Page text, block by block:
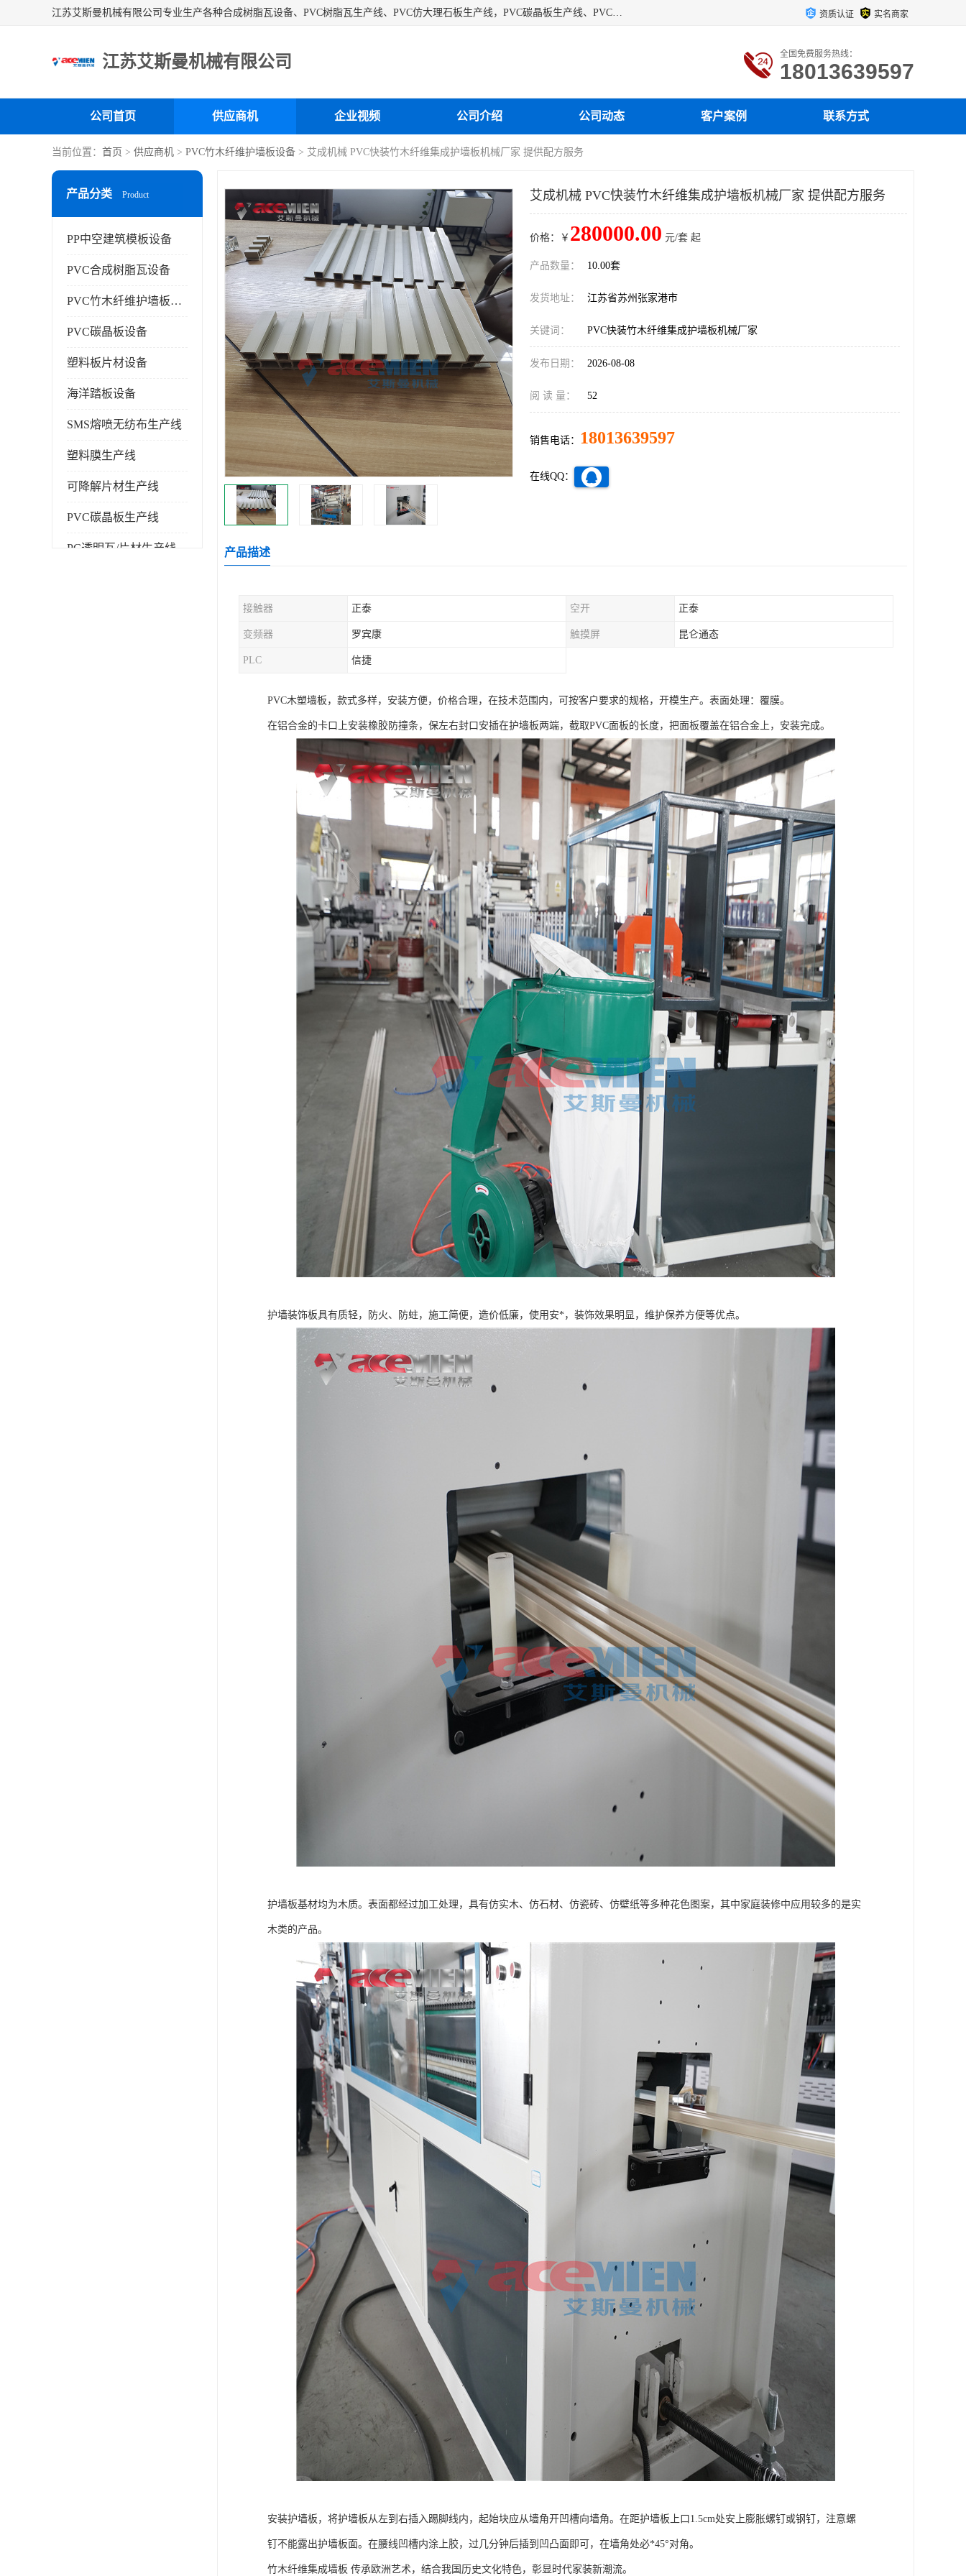
江苏艾斯曼机械有限公司专业生产各种合成树脂瓦设备、PVC树脂瓦生产线、PVC仿大理石板生产线，PVC碳晶板生产线、PVC护墙板生产线，PVC格栅板生产线、PVC扣板生产线、塑料建筑模板生产线。操作方便，性能稳定，价格合理，质量保障。 资质认证 实名商家
江苏艾斯曼机械有限公司 全国免费服务热线：
18013639597
公司首页 供应商机 企业视频 公司介绍 公司动态 客户案例 联系方式
当前位置： 首页 > 供应商机 > PVC竹木纤维护墙板设备 > 艾成机械 PVC快装竹木纤维集成护墙板机械厂家 提供配方服务
产品分类 Product
PP中空建筑模板设备
PVC合成树脂瓦设备
PVC竹木纤维护墙板设备
PVC碳晶板设备
塑料板片材设备
海洋踏板设备
SMS熔喷无纺布生产线
塑料膜生产线
可降解片材生产线
PVC碳晶板生产线
PC透明瓦/片材生产线
艾成机械 PVC快装竹木纤维集成护墙板机械厂家 提供配方服务
价格：￥ 280000.00 元/套 起
产品数量： 10.00套
发货地址： 江苏省苏州张家港市
关键词： PVC快装竹木纤维集成护墙板机械厂家
发布日期： 2026-08-08
阅 读 量： 52
销售电话： 18013639597
在线QQ：
产品描述
接触器 正泰 空开 正泰
变频器 罗宾康 触摸屏 昆仑通态
PLC 信捷
PVC木塑墙板，款式多样，安装方便，价格合理，在技术范围内，可按客户要求的规格，开模生产。表面处理：覆膜。
在铝合金的卡口上安装橡胶防撞条，保左右封口安插在护墙板两端，截取PVC面板的长度，把面板覆盖在铝合金上，安装完成。
护墙装饰板具有质轻，防火、防蛀，施工简便，造价低廉，使用安*，装饰效果明显，维护保养方便等优点。
护墙板基材均为木质。表面都经过加工处理，具有仿实木、仿石材、仿瓷砖、仿壁纸等多种花色图案，其中家庭装修中应用较多的是实
木类的产品。
安装护墙板，将护墙板从左到右插入踢脚线内，起始块应从墙角开凹槽向墙角。在距护墙板上口1.5cm处安上膨胀螺钉或钢钉，注意螺
钉不能露出护墙板面。在腰线凹槽内涂上胶，过几分钟后插到凹凸面即可，在墙角处必*45°对角。
竹木纤维集成墙板 传承欧洲艺术，结合我国历史文化特色，彰显时代家装新潮流。